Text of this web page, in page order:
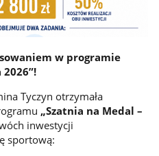
w programie
Tyczyn otrzymała
„Szatnia na Medal –
inwestycji
sportową: